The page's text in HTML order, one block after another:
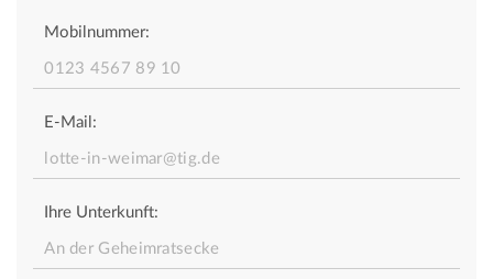
Mobilnummer:
E-Mail:
Ihre Unterkunft: